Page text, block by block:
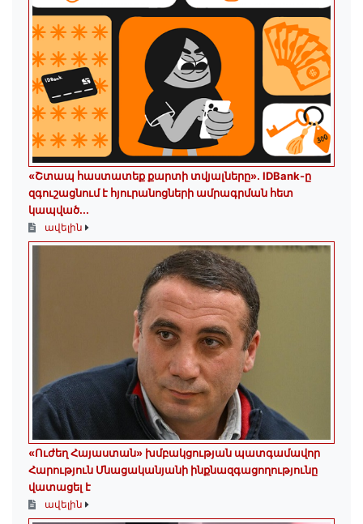
«Շտապ հաստատեք քարտի տվյալները»․ IDBank-ը
զգուշացնում է հյուրանոցների ամրագրման հետ
կապված...
ավելին
«Ուժեղ Հայաստան» խմբակցության պատգամավոր
Հարություն Մնացականյանի ինքնազգացողությունը
վատացել է
ավելին